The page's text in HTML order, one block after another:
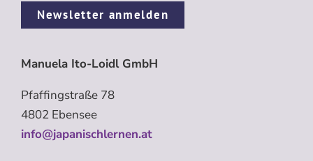
Newsletter anmelden
Manuela Ito-Loidl GmbH
Pfaffingstraße 78
4802 Ebensee
info@japanischlernen.at